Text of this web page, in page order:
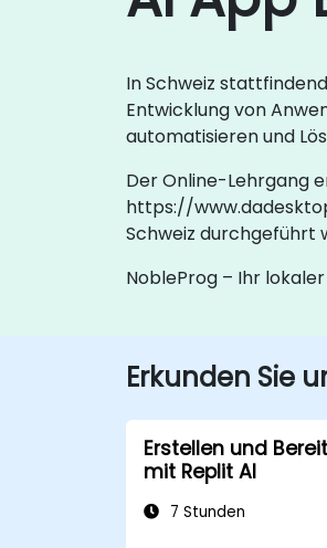
In Schweiz
Entwicklung von
automatisieren und
Der Online-Lehrgang
https://
Schweiz durchgeführt
NobleProg – Ihr
Erkunden Sie
Erstellen und
mit Replit AI
7 Stunden